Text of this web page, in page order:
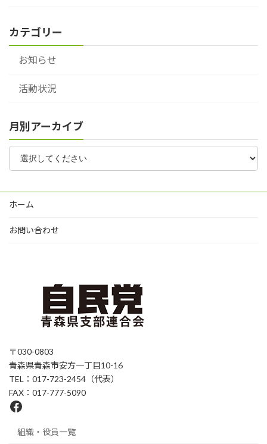
カテゴリー
お知らせ
活動状況
月別アーカイブ
ホーム
お問い合わせ
〒030-0803
青森県青森市安方一丁目10-16
TEL：017-723-2454（代表）
FAX：017-777-5090
Facebook
組織・役員一覧